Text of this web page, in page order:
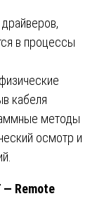
в процессы
кабеля
методы
осмотр и
— Remote